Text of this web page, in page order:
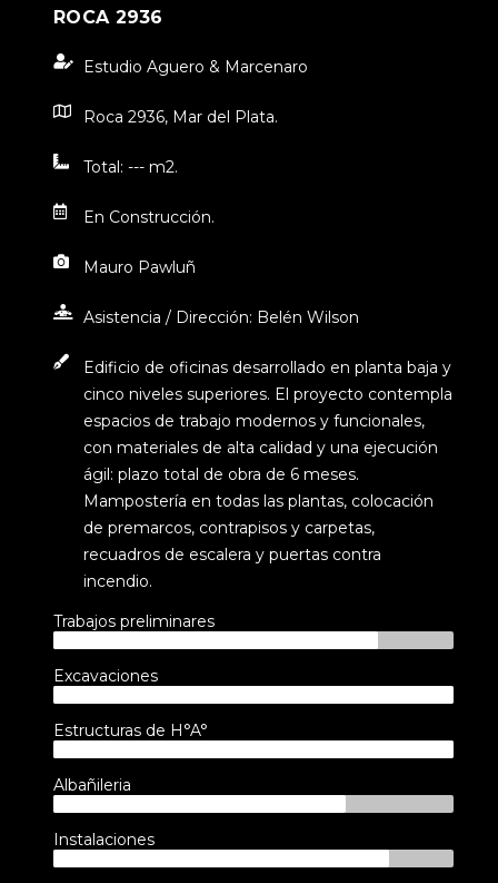
ROCA 2936
Estudio Aguero & Marcenaro
Roca 2936, Mar del Plata.
Total: --- m2.
En Construcción.
Mauro Pawluñ
Asistencia / Dirección: Belén Wilson
Edificio de oficinas desarrollado en planta baja y
cinco niveles superiores. El proyecto contempla
espacios de trabajo modernos y funcionales,
con materiales de alta calidad y una ejecución
ágil: plazo total de obra de 6 meses.
Mampostería en todas las plantas, colocación
de premarcos, contrapisos y carpetas,
recuadros de escalera y puertas contra
incendio.
Trabajos preliminares
Excavaciones
Estructuras de H°A°
Albañileria
Instalaciones